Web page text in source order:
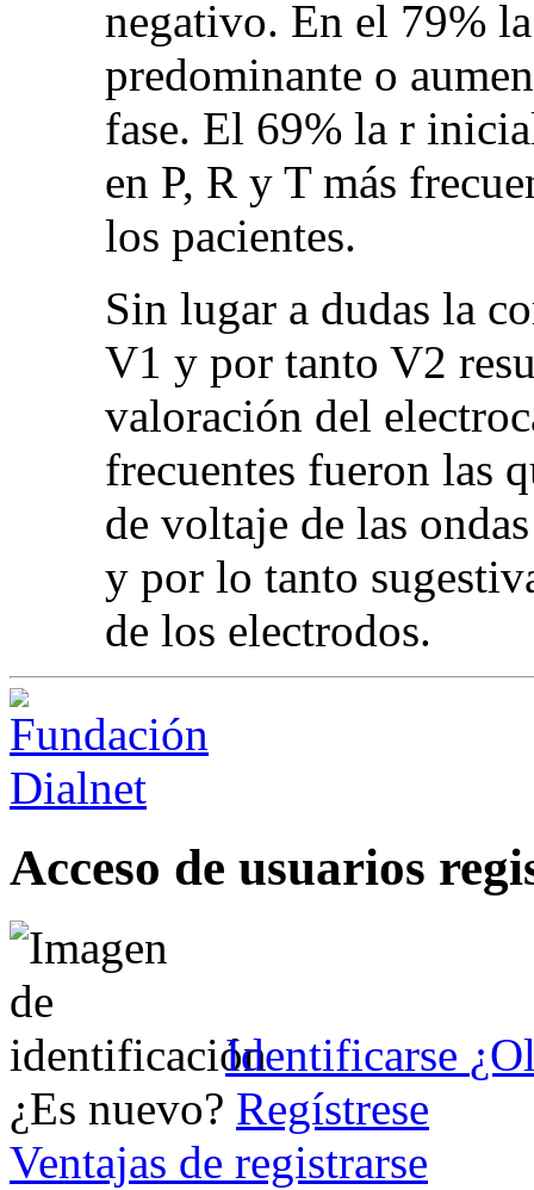
negativo. En el 79%
predominante o
fase. El 69% la r
en P, R y T más
los pacientes.
Sin lugar a dudas la
V1 y por tanto V2
valoración del
frecuentes fueron las
de voltaje de las
y por lo tanto
de los electrodos.
Acceso de usuarios
Identificarse
¿Es nuevo? Regístrese
Ventajas de registrarse